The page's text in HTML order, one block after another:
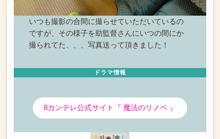
いつも撮影の合間に撮らせていただいているの
ですが、 その様子を助監督さんにいつの間にか
撮られてた、、、写真送って頂きました！
ドラマ情報
8カンテレ公式サイト『 魔法のリノベ 』